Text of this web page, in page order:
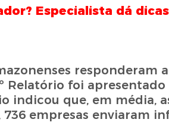
Especialista dá
responderam
Relatório foi
indicou que, em média,
empresas enviaram